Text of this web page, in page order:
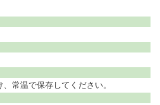
常温で保存してください。